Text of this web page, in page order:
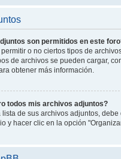
son permitidos en este
o no ciertos tipos de
de archivos se pueden cargar,
obtener más información.
todos mis archivos adjuntos?
lista de sus archivos adjuntos,
y hacer clic en la opción